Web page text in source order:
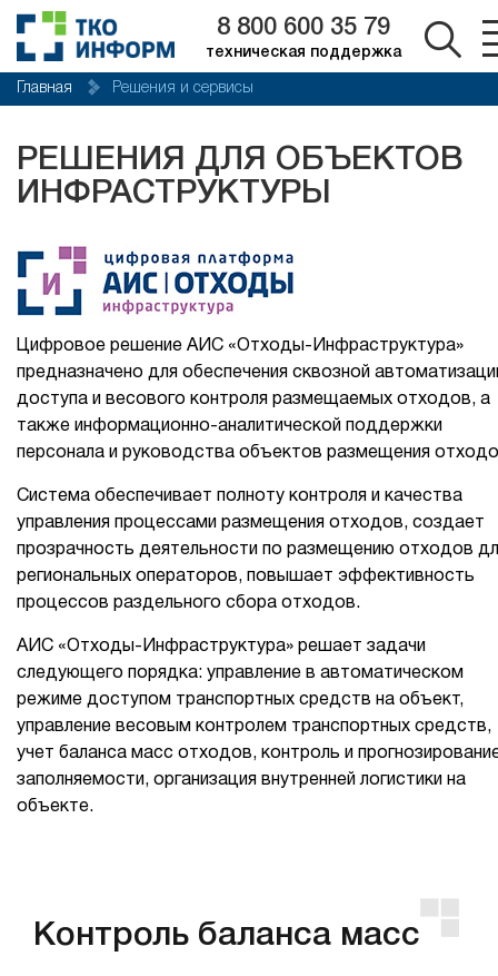
8 800 600 35 79
техническая поддержка
Главная Решения и сервисы
РЕШЕНИЯ ДЛЯ ОБЪЕКТОВ
ИНФРАСТРУКТУРЫ
Цифровое решение АИС «Отходы-Инфраструктура»
предназначено для обеспечения сквозной
доступа и весового контроля размещаемых отходов, а
также информационно-аналитической поддержки
персонала и руководства объектов размещения
Система обеспечивает полноту контроля и качества
управления процессами размещения отходов, создает
прозрачность деятельности по размещению отходов
региональных операторов, повышает эффективность
процессов раздельного сбора отходов.
АИС «Отходы-Инфраструктура» решает задачи
следующего порядка: управление в автоматическом
режиме доступом транспортных средств на объект,
управление весовым контролем транспортных средств,
учет баланса масс отходов, контроль и
заполняемости, организация внутренней логистики на
объекте.
Контроль баланса масс